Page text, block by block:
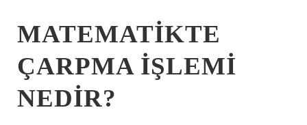
MATEMATIKTE
ÇARPMA IŞLEMI
NEDIR?